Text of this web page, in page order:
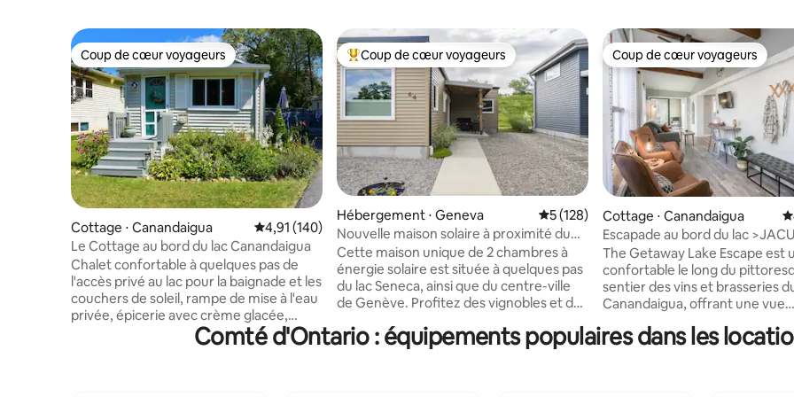
Coup de cœur voyageurs
Coup de cœur voyageurs
Cottage ⋅ Canandaigua Évaluation moyenne sur la base de 140 commentaires : 4,91 sur 5
4,91 (140)
Le Cottage au bord du lac Canandaigua
Chalet confortable à quelques pas de
l'accès privé au lac pour la baignade et les
couchers de soleil, rampe de mise à l'eau
privée, épicerie avec crème glacée,
terrains de jeux et courts de basket. À
5 min en voiture du CMAC, à 10 min du
Coups de cœur voyageurs les plus appréciés
Coup de cœur voyageurs
Hébergement ⋅ Geneva Évaluation moyenne sur la base de 128
5 (128)
Nouvelle maison solaire à proximité du
lac et du centre-ville
Cette maison unique de 2 chambres à
énergie solaire est située à quelques pas
du lac Seneca, ainsi que du centre-ville
de Genève. Profitez des vignobles et des
journée, puis marchez jusqu'à tous les
grands restaurants et la vie nocturne du
Coup de cœur voyageurs
Coup de cœur voyageurs
Cottage ⋅ Canandaigua
Escapade au bord du lac
quelques pas du lac >près du
The Getaway Lake Escape est
confortable le long du
sentier des vins et brasseries
Canandaigua, offrant une vue
matures. Entièrement équipé avec tout
Comté d'Ontario : équipements populaires dans les